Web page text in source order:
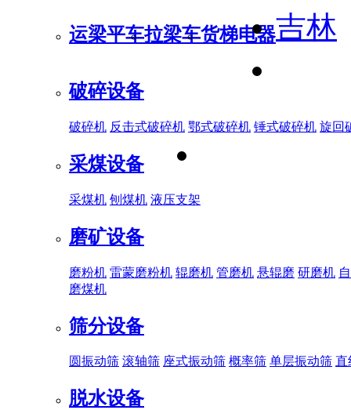
运梁平车拉梁车货梯电器
破碎设备
破碎机 反击式破碎机 鄂式破碎机 锤式破碎机 旋回
采煤设备
采煤机 刨煤机 液压支架
磨矿设备
磨粉机 雷蒙磨粉机 辊磨机 管磨机 悬辊磨 研磨机
磨煤机
筛分设备
圆振动筛 滚轴筛 座式振动筛 概率筛 单层振动筛 直
脱水设备
吉林